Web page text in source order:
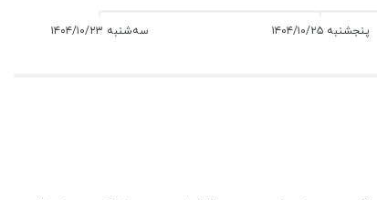
سه‌شنبه ۱۴۰۴/۱۰/۲۳ پنجشنبه ۱۴۰۴/۱۰/۲۵